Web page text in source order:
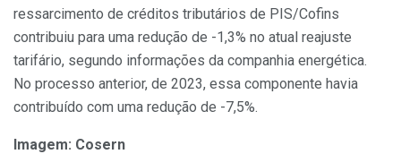
ressarcimento de créditos tributários de PIS/Cofins
contribuiu para uma redução de -1,3% no atual reajuste
tarifário, segundo informações da companhia energética.
No processo anterior, de 2023, essa componente havia
contribuído com uma redução de -7,5%.
Imagem: Cosern